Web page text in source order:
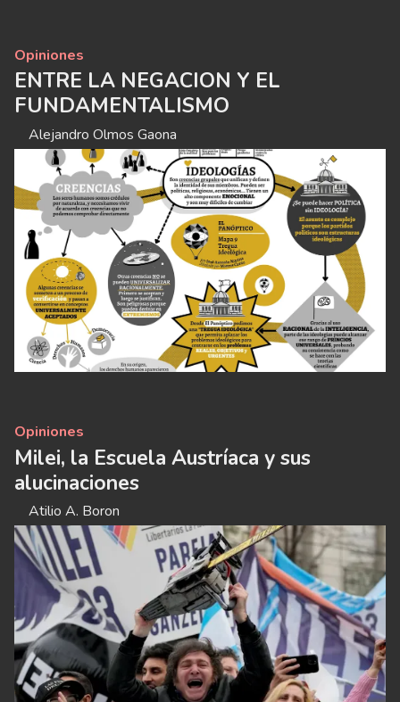
ENTRE LA NEGACION Y EL
FUNDAMENTALISMO
Alejandro Olmos Gaona
Opiniones
Milei, la Escuela Austríaca y sus
alucinaciones
Atilio A. Boron
Opiniones